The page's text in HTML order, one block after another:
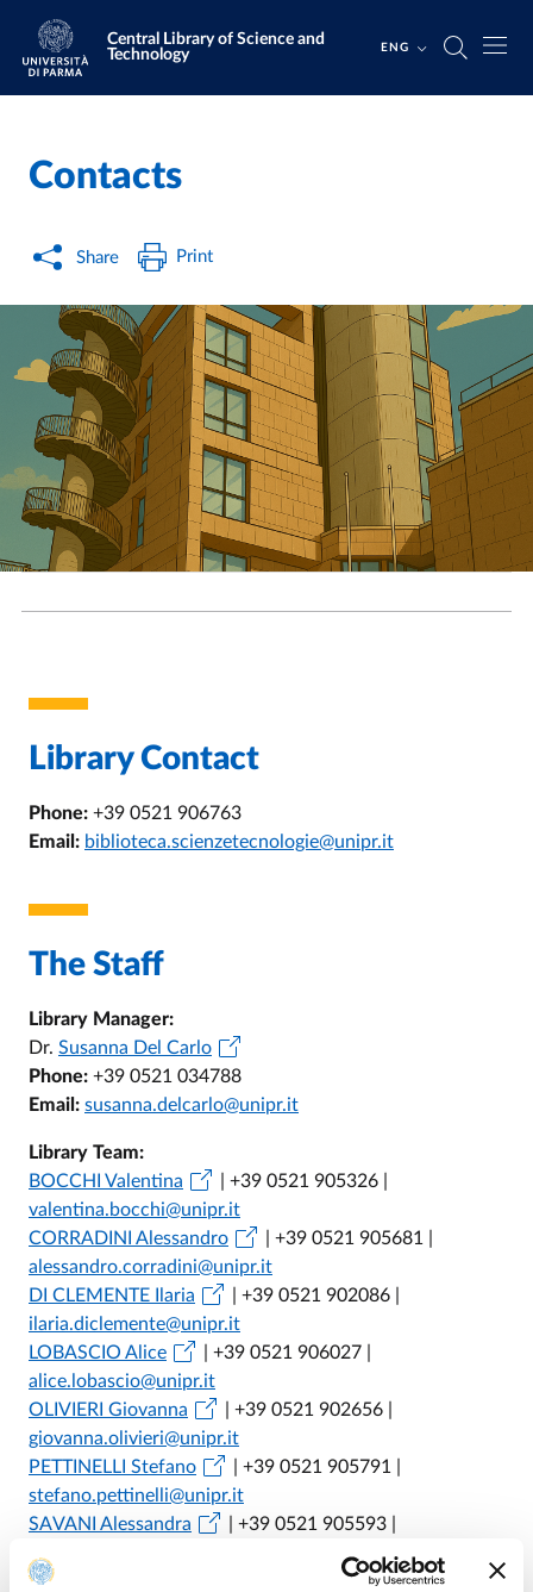
Skip to main content
Skip to footer
Central Library of Science and
Technology
ENG
Home /
Contacts
Share Print
Library Contact
Phone: +39 0521 906763
Email: biblioteca.scienzetecnologie@unipr.it
The Staff
Library Manager:
Dr. Susanna Del Carlo
Phone: +39 0521 034788
Email: susanna.delcarlo@unipr.it
Library Team:
BOCCHI Valentina
| +39 0521 905326 |
valentina.bocchi@unipr.it
CORRADINI Alessandro
| +39 0521 905681 |
alessandro.corradini@unipr.it
DI CLEMENTE Ilaria
| +39 0521 902086 |
ilaria.diclemente@unipr.it
LOBASCIO Alice
| +39 0521 906027 |
alice.lobascio@unipr.it
OLIVIERI Giovanna
| +39 0521 902656 |
giovanna.olivieri@unipr.it
PETTINELLI Stefano
| +39 0521 905791 |
stefano.pettinelli@unipr.it
SAVANI Alessandra
| +39 0521 905593 |
SAVINO Massimo
| +39 0521 905232 |